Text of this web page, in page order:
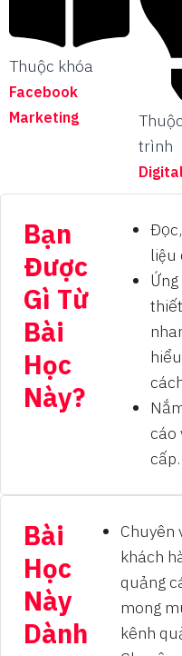
Thuộc khóa
Facebook
Marketing
trình
Bạn
Được
Gì Từ
Bài
Học
Này?
liệu
cáo
cấp.
Bài
Học
Này
Dành
Chuyên
khách
quảng
mong
kênh